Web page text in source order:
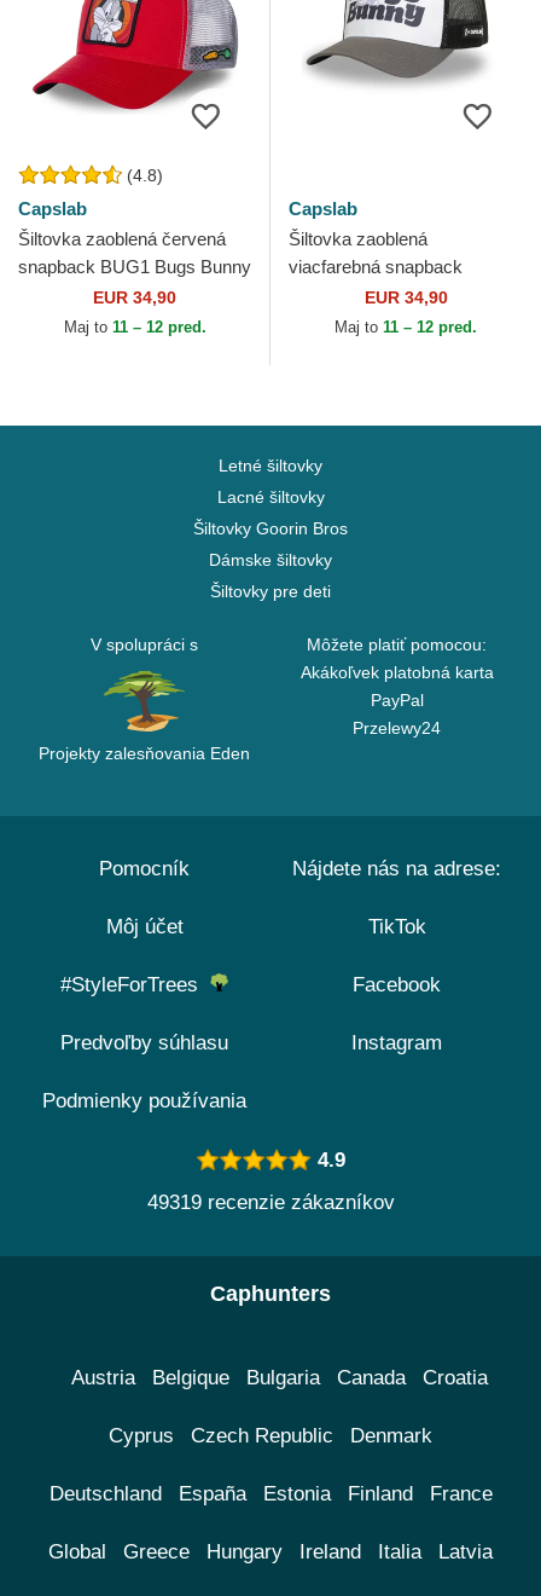
(4.8)
Capslab
Šiltovka zaoblená červená
snapback BUG1 Bugs Bunny
Looney Tunes Capslab
EUR 34,90
Maj to 11 – 12 pred.
Capslab
Šiltovka zaoblená
viacfarebná snapback
LOO11 WHA Bugs Bunny
Looney Tunes Capslab
EUR 34,90
Maj to 11 – 12 pred.
Letné šiltovky
Lacné šiltovky
Šiltovky Goorin Bros
Dámske šiltovky
Šiltovky pre deti
V spolupráci s
Projekty zalesňovania Eden
Môžete platiť pomocou:
Akákoľvek platobná karta
PayPal
Przelewy24
Pomocník
Môj účet
#StyleForTrees
Predvoľby súhlasu
Podmienky používania
Nájdete nás na adrese:
TikTok
Facebook
Instagram
4.9
49319 recenzie zákazníkov
Caphunters
Austria Belgique Bulgaria Canada Croatia
Cyprus Czech Republic Denmark
Deutschland España Estonia Finland France
Global Greece Hungary Ireland Italia Latvia